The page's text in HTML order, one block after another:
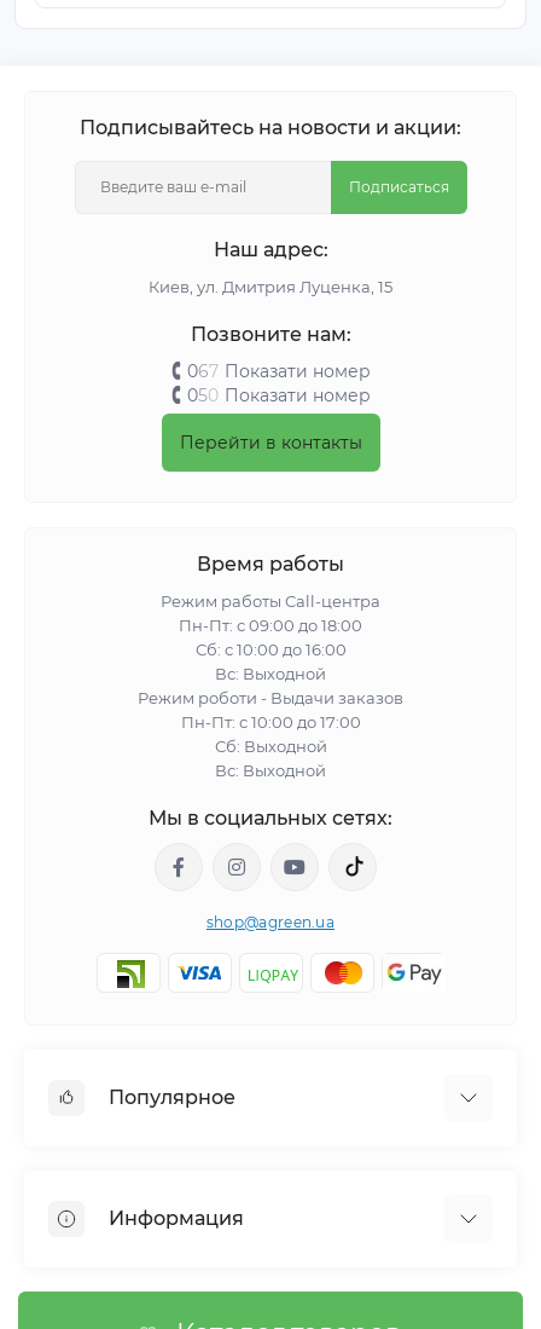
Подписывайтесь на новости и акции:
Подписаться
Наш адрес:
Киeв, ул. Дмитрия Луценка, 15
Позвоните нам:
067 Показати номер
050 Показати номер
Перейти в контакты
Время работы
Режим работы Call-центра
Пн-Пт: с 09:00 до 18:00
Сб: с 10:00 до 16:00
Вс: Выходной
Режим роботи - Выдачи заказов
Пн-Пт: с 10:00 до 17:00
Сб: Выходной
Вс: Выходной
Мы в социальных сетях:
shop@agreen.ua
Популярное
Сетка шпалерная
Сетка затеняющая
Информация